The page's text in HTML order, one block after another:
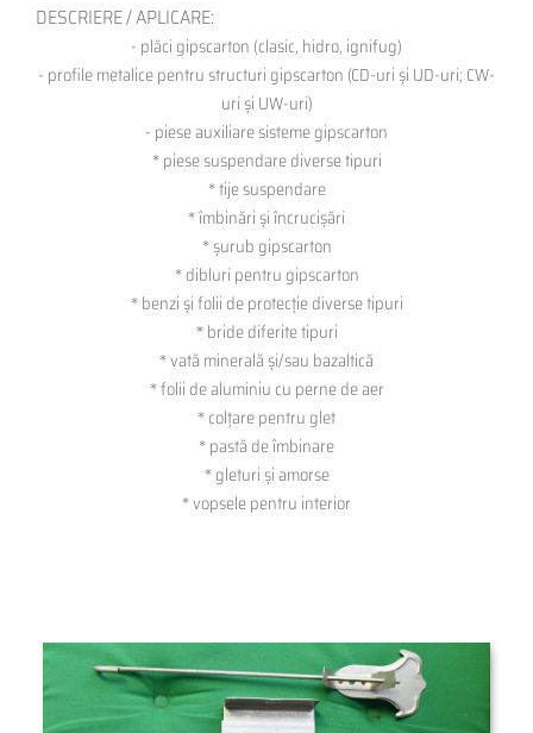
DESCRIERE / APLICARE:
- plăci gipscarton (clasic, hidro, ignifug)
- profile metalice pentru structuri gipscarton (CD-uri și UD-uri; CW-
uri și UW-uri)
- piese auxiliare sisteme gipscarton
* piese suspendare diverse tipuri
* tije suspendare
* îmbinări și încrucișări
* șurub gipscarton
* dibluri pentru gipscarton
* benzi și folii de protecție diverse tipuri
* bride diferite tipuri
* vată minerală și/sau bazaltică
* folii de aluminiu cu perne de aer
* colțare pentru glet
* pastă de îmbinare
* gleturi și amorse
* vopsele pentru interior